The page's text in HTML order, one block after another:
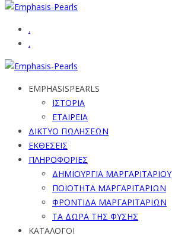
.
.
EMPHASISPEARLS
ΙΣΤΟΡΙΑ
ΕΤΑΙΡΕΙΑ
ΔΙΚΤΥΟ ΠΩΛΗΣΕΩΝ
ΕΚΘΕΣΕΙΣ
ΠΛΗΡΟΦΟΡΙΕΣ
ΔΗΜΙΟΥΡΓΙΑ ΜΑΡΓΑΡΙΤΑΡΙΟΥ
ΠΟΙΟΤΗΤΑ ΜΑΡΓΑΡΙΤΑΡΙΩΝ
ΦΡΟΝΤΙΔΑ ΜΑΡΓΑΡΙΤΑΡΙΩΝ
ΤΑ ΔΩΡΑ ΤΗΣ ΦΥΣΗΣ
ΚΑΤΑΛΟΓΟΙ